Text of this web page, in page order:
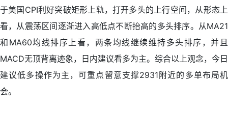
于美国CPI利好突破矩形上轨，打开多头的上行空间，从形态上
看，从震荡区间逐渐进入高低点不断抬高的多头排序。从MA21
和MA60均线排序上看，两条均线继续维持多头排序，并且
MACD无顶背离迹象，日内建议看多为主。综合以上观念，今日
建议低多操作为主，可重点留意支撑2931附近的多单布局机
会。